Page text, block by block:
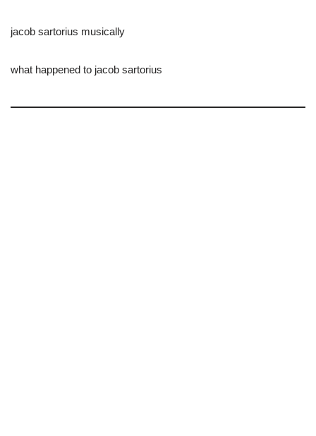
jacob sartorius musically
what happened to jacob sartorius